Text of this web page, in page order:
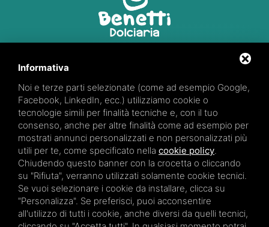
347 66 28 871
Partita iva: 01922170384
Informativa
Noi e terze parti selezionate (come ad esempio Google,
Facebook, LinkedIn, ecc.) utilizziamo cookie o
tecnologie simili per finalità tecniche e, con il tuo
consenso, anche per altre finalità come ad esempio per
mostrati annunci personalizzati e non personalizzati più
utili per te, come specificato nella cookie policy.
Chiudendo questo banner con la crocetta o cliccando
su "Rifiuta", verranno utilizzati solamente cookie tecnici.
Se vuoi selezionare i cookie da installare, clicca su
"Personalizza". Se preferisci, puoi acconsentire
all'utilizzo di tutti i cookie, anche diversi da quelli tecnici,